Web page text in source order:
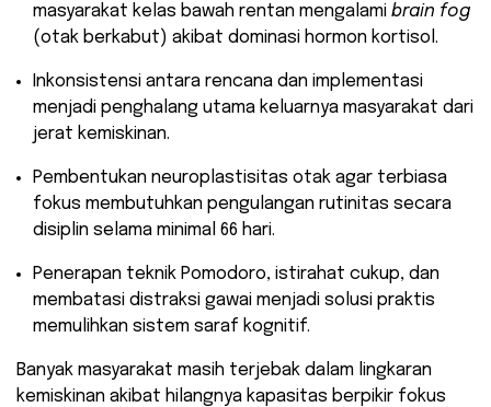
masyarakat kelas bawah rentan mengalami brain fog
(otak berkabut) akibat dominasi hormon kortisol.
​Inkonsistensi antara rencana dan implementasi
menjadi penghalang utama keluarnya masyarakat dari
jerat kemiskinan.
​Pembentukan neuroplastisitas otak agar terbiasa
fokus membutuhkan pengulangan rutinitas secara
disiplin selama minimal 66 hari.
​Penerapan teknik Pomodoro, istirahat cukup, dan
membatasi distraksi gawai menjadi solusi praktis
memulihkan sistem saraf kognitif.
​Banyak masyarakat masih terjebak dalam lingkaran
kemiskinan akibat hilangnya kapasitas berpikir fokus